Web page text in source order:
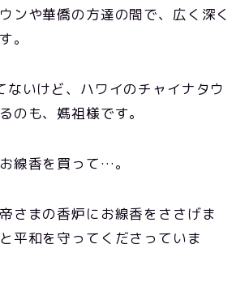
ンや華僑の方達の間で、広く深く
。
ないけど、ハワイのチャイナタウ
のも、媽祖様です。
線香を買って…。
さまの香炉にお線香をささげま
平和を守ってくださっていま